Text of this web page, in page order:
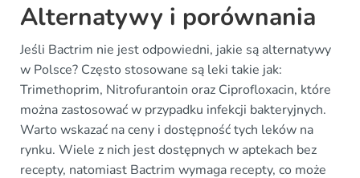
Alternatywy i porównania
Jeśli Bactrim nie jest odpowiedni, jakie są alternatywy
w Polsce? Często stosowane są leki takie jak:
Trimethoprim, Nitrofurantoin oraz Ciprofloxacin, które
można zastosować w przypadku infekcji bakteryjnych.
Warto wskazać na ceny i dostępność tych leków na
rynku. Wiele z nich jest dostępnych w aptekach bez
recepty, natomiast Bactrim wymaga recepty, co może